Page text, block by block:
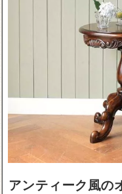
アンティーク風の